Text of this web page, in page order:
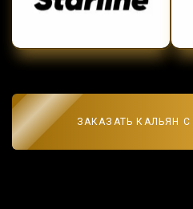
ЗАКАЗАТЬ КАЛЬЯН